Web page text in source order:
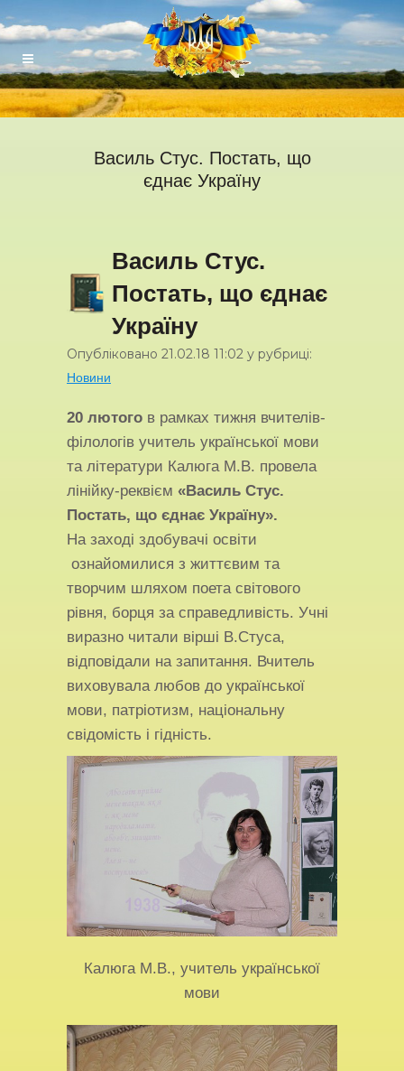
Василь Стус. Постать, що
єднає Україну
Василь Стус.
Постать, що єднає
Україну
Опубліковано 21.02.18 11:02 у рубриці:
Новини
20 лютого в рамках тижня вчителів-
філологів учитель української мови
та літератури Калюга М.В. провела
лінійку-реквієм «Василь Стус.
Постать, що єднає Україну».
На заході здобувачі освіти
ознайомилися з життєвим та
творчим шляхом поета світового
рівня, борця за справедливість. Учні
виразно читали вірші В.Стуса,
відповідали на запитання. Вчитель
виховувала любов до української
мови, патріотизм, національну
свідомість і гідність.
Калюга М.В., учитель української
мови